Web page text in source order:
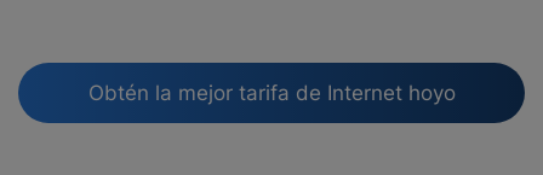
Obtén la mejor tarifa de Internet hoyo